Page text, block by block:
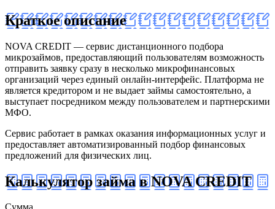
Краткое описание
NOVA CREDIT — сервис дистанционного подбора
микрозаймов, предоставляющий пользователям возможность
отправить заявку сразу в несколько микрофинансовых
организаций через единый онлайн-интерфейс. Платформа не
является кредитором и не выдает займы самостоятельно, а
выступает посредником между пользователем и партнерскими
МФО.
Сервис работает в рамках оказания информационных услуг и
предоставляет автоматизированный подбор финансовых
предложений для физических лиц.
Калькулятор займа в NOVA CREDIT